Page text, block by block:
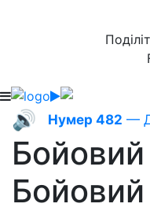
🔊 Нумер 482 —
Бойовий
Бойовий